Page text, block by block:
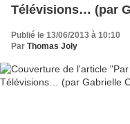
Télévisions… (par
Publié le 13/06/2013 à 10:10
Par Thomas Joly